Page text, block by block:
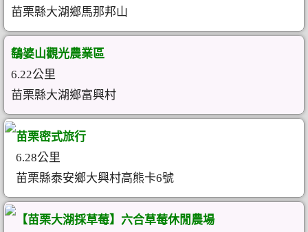
苗栗縣大湖鄉馬那邦山
鷂婆山觀光農業區
6.22公里
苗栗縣大湖鄉富興村
苗栗密式旅行
6.28公里
苗栗縣泰安鄉大興村高熊卡6號
【苗栗大湖採草莓】六合草莓休閒農場